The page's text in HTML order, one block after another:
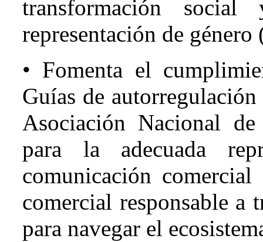
transformación
representación de género
• Fomenta el
Guías de
Asociación Nacional
para la adecuada
comunicación
comercial responsable a
para navegar el